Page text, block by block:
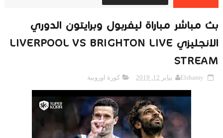
بث مباشر مباراة ليفربول وبرايتون الدوري
الانجليزي LIVERPOOL VS BRIGHTON LIVE
STREAM
Elshamy يناير 12, 2019 كورة اوروبية